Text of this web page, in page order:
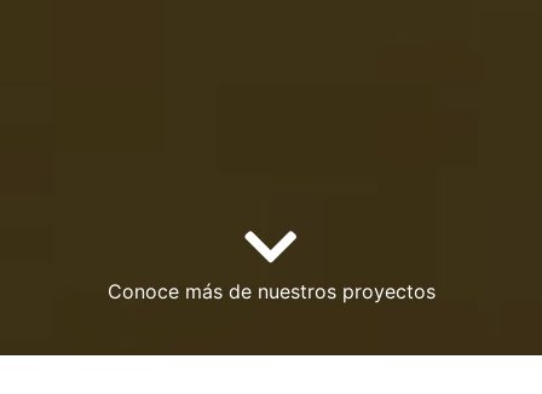
Conoce más de nuestros proyectos